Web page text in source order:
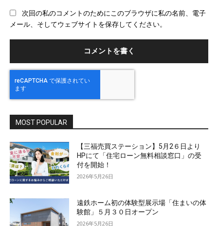
次回の私のコメントのためにこのブラウザに私の名前、電子
メール、そしてウェブサイトを保存してください。
MOST POPULAR
【三福売買ステーション】5月2６日より
HPにて「住宅ローン無料相談窓口」の受
付を開始！
2026年5月26日
遠鉄ホーム初の体験型展示場「住まいの体
験館」５月３０日オープン
2026年5月26日